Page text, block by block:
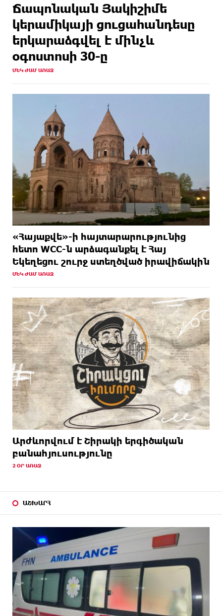
Ճապոնական Յակիշիմե
կերամիկայի ցուցահանդեսը
երկարաձգվել է մինչև
օգոստոսի 30-ը
ՄԵԿ ԺԱՄ ԱՌԱՋ
«Հայաքվե»-ի հայտարարությունից
հետո WCC-ն արձագանքել է Հայ
Եկեղեցու շուրջ ստեղծված իրավիճակին
ՄԵԿ ԺԱՄ ԱՌԱՋ
Արժևորվում է Շիրակի երգիծական
բանահյուսությունը
2 ՕՐ ԱՌԱՋ
ԱՇԽԱՐՀ